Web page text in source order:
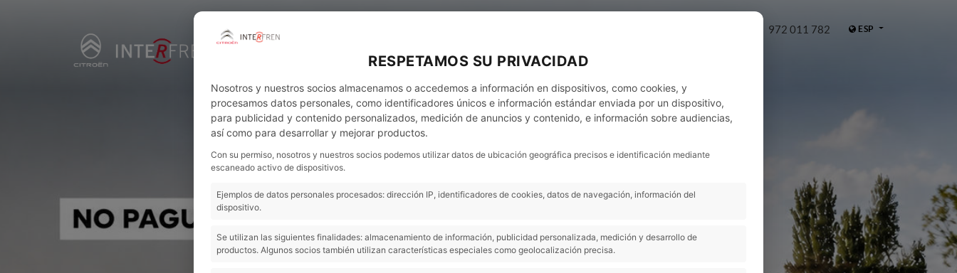
ESP
972 011 782
RESPETAMOS SU PRIVACIDAD
Nosotros y nuestros socios almacenamos o accedemos a información en dispositivos, como cookies, y
procesamos datos personales, como identificadores únicos e información estándar enviada por un dispositivo,
para publicidad y contenido personalizados, medición de anuncios y contenido, e información sobre audiencias,
así como para desarrollar y mejorar productos.
Con su permiso, nosotros y nuestros socios podemos utilizar datos de ubicación geográfica precisos e identificación mediante
escaneado activo de dispositivos.
Ejemplos de datos personales procesados: dirección IP, identificadores de cookies, datos de navegación, información del
dispositivo.
Se utilizan las siguientes finalidades: almacenamiento de información, publicidad personalizada, medición y desarrollo de
productos. Algunos socios también utilizan características especiales como geolocalización precisa.